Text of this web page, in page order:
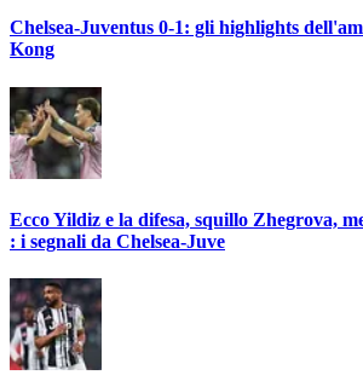
Chelsea-Juventus 0-1: gli highlights
Kong
Ecco Yildiz e la difesa, squillo Zhegrova,
: i segnali da Chelsea-Juve